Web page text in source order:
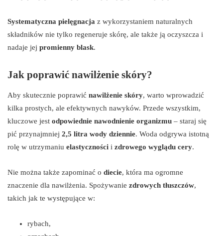
Systematyczna pielęgnacja z wykorzystaniem naturalnych
składników nie tylko regeneruje skórę, ale także ją oczyszcza i
nadaje jej promienny blask.
Jak poprawić nawilżenie skóry?
Aby skutecznie poprawić nawilżenie skóry, warto wprowadzić
kilka prostych, ale efektywnych nawyków. Przede wszystkim,
kluczowe jest odpowiednie nawodnienie organizmu – staraj się
pić przynajmniej 2,5 litra wody dziennie. Woda odgrywa istotną
rolę w utrzymaniu elastyczności i zdrowego wyglądu cery.
Nie można także zapominać o diecie, która ma ogromne
znaczenie dla nawilżenia. Spożywanie zdrowych tłuszczów,
takich jak te występujące w:
rybach,